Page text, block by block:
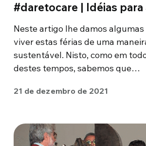
#daretocare | Idéias para
Neste artigo lhe damos algumas
viver estas férias de uma
sustentável. Nisto, como em
destes tempos, sabemos que…
21 de dezembro de 2021